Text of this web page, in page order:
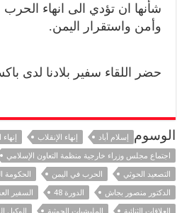
شأنها ان تؤدي الى انهاء
وأمن واستقرار اليمن.
حضر اللقاء سفير بلادنا لدى
الوسوم إسلام أباد إنهاء الإنقلاب
اجتماع مجلس وزراء خارجية منظمة التعاون الإسلامي
التصعيد الحوثي
الحرب في اليمن الحكومة
الدكتور منصور بجاش
الدورة 48 السفير
العلاقات الثنائية
المليشيات الحوثية الوكيل